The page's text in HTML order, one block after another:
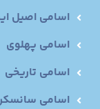
اسامی اصیل
اسامی پهلوی
اسامی تاریخی
اسامی